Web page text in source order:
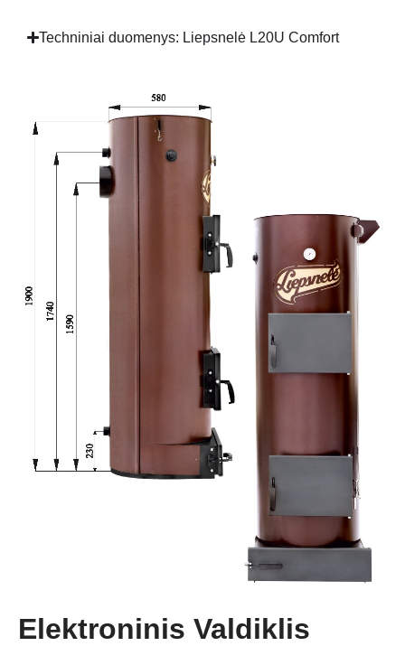
Techniniai duomenys: Liepsnelė L20U Comfort
Elektroninis Valdiklis